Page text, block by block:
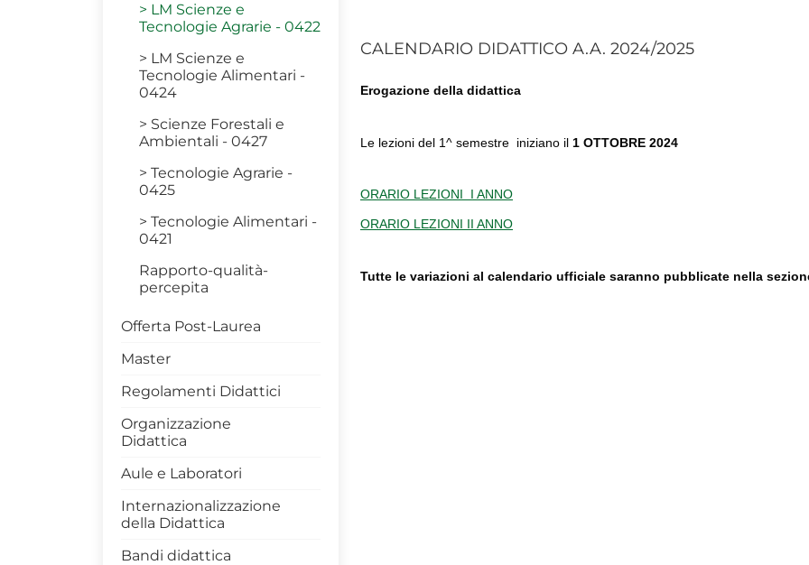
CALENDARIO DIDATTICO A.A. 2024/2025
Erogazione della didattica
Le lezioni del 1^ semestre iniziano il 1 OTTOBRE 2024
ORARIO LEZIONI I ANNO
ORARIO LEZIONI II ANNO
Tutte le variazioni al calendario ufficiale saranno pubblicate nella
> LM Scienze e
Tecnologie Agrarie - 0422
> LM Scienze e
Tecnologie Alimentari -
0424
> Scienze Forestali e
Ambientali - 0427
> Tecnologie Agrarie -
0425
> Tecnologie Alimentari -
0421
Rapporto-qualità-
percepita
Offerta Post-Laurea
Master
Regolamenti Didattici
Organizzazione
Didattica
Aule e Laboratori
Internazionalizzazione
della Didattica
Bandi didattica